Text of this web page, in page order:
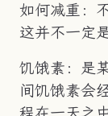
如何减重：
这并不一定
饥饿素：是
间饥饿素会